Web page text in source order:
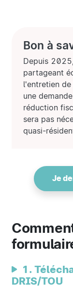
Bon à
Depuis
partageant
l'entretien
une
réduction
sera pas
quasi-
Je
1.
DRIS/TOU